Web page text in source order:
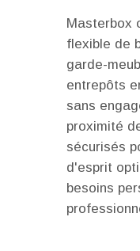
Masterbox
flexible de
garde-
entrepôts
sans
proximité
sécurisés
d'esprit
besoins